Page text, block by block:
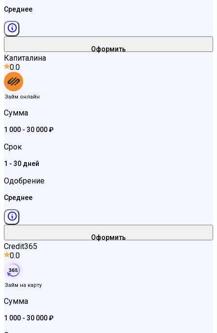
Среднее
Оформить
Капиталина
0.0
Займ онлайн
Сумма
1 000 - 30 000 ₽
Срок
1 - 30 дней
Одобрение
Среднее
Оформить
Credit365
0.0
Займ на карту
Сумма
1 000 - 30 000 ₽